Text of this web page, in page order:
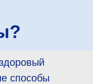
способы